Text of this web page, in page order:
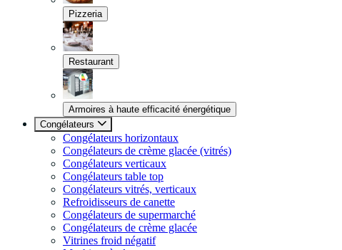
Pizzeria
Restaurant
Armoires à haute efficacité énergétique
Congélateurs
Congélateurs horizontaux
Congélateurs de crème glacée (vitrés)
Congélateurs verticaux
Congélateurs table top
Congélateurs vitrés, verticaux
Refroidisseurs de canette
Congélateurs de supermarché
Congélateurs de crème glacée
Vitrines froid négatif